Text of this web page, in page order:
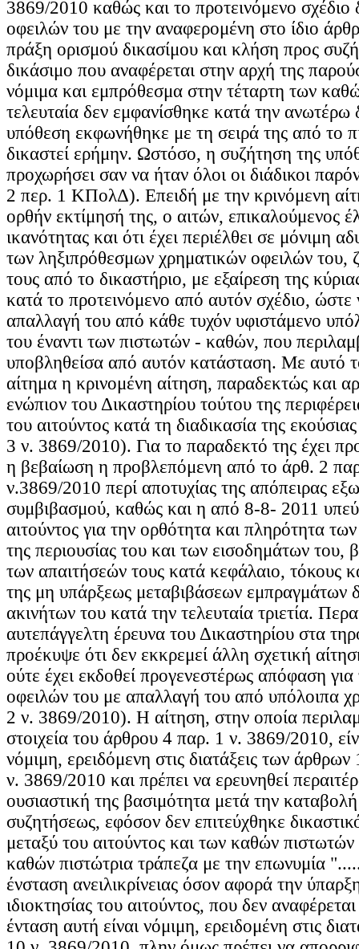
3869/2010 καθώς και το προτεινόμενο σχέδιο
οφειλών του με την αναφερομένη στο ίδιο
πράξη ορισμού δικασίμου και κλήση προς
δικάσιμο που αναφέρεται στην αρχή της
νόμιμα και εμπρόθεσμα στην τέταρτη των
τελευταία δεν εμφανίσθηκε κατά την ανωτέρω
υπόθεση εκφωνήθηκε με τη σειρά της από το
δικαστεί ερήμην. Ωστόσο, η συζήτηση της
προχωρήσει σαν να ήταν όλοι οι διάδικοι
2 περ. 1 ΚΠολΔ). Επειδή με την κρινόμενη
ορθήν εκτίμησή της, ο αιτών, επικαλούμενος
ικανότητας και ότι έχει περιέλθει σε μόνιμη
των ληξιπρόθεσμων χρηματικών οφειλών του,
τους από το δικαστήριο, με εξαίρεση της
κατά το προτεινόμενο από αυτόν σχέδιο, ώστε
απαλλαγή του από κάθε τυχόν υφιστάμενο
του έναντι των πιστωτών - καθών, που
υποβληθείσα από αυτόν κατάσταση. Με αυτό
αίτημα η κρινομένη αίτηση, παραδεκτώς και
ενώπιον του Δικαστηρίου τούτου της
του αιτούντος κατά τη διαδικασία της
3 ν. 3869/2010). Για το παραδεκτό της έχει
η βεβαίωση η προβλεπόμενη από τo άρθ. 2
ν.3869/2010 περί αποτυχίας της απόπειρας
συμβιβασμού, καθώς και η από 8-8- 2011
αιτούντος για την ορθότητα και πληρότητα
της περιουσίας του και των εισοδημάτων του,
των απαιτήσεών τους κατά κεφάλαιο, τόκους
της μη υπάρξεως μεταβιβάσεων εμπραγμάτων
ακινήτων του κατά την τελευταία τριετία.
αυτεπάγγελτη έρευνα του Δικαστηρίου στα
προέκυψε ότι δεν εκκρεμεί άλλη σχετική
ούτε έχει εκδοθεί προγενεστέρως απόφαση
οφειλών του με απαλλαγή του από υπόλοιπα
2 ν. 3869/2010). Η αίτηση, στην οποία
στοιχεία του άρθρου 4 παρ. 1 ν. 3869/2010,
νόμιμη, ερειδόμενη στις διατάξεις των
ν. 3869/2010 και πρέπει να ερευνηθεί
ουσιαστική της βασιμότητα μετά την
συζητήσεως, εφόσον δεν επιτεύχθηκε
μεταξύ του αιτούντος και των καθών
καθών πιστώτρια τράπεζα με την επωνυμία
ένσταση ανειλικρίνειας όσον αφορά την
ιδιοκτησίας του αιτούντος, που δεν
ένταση αυτή είναι νόμιμη, ερειδομένη στις